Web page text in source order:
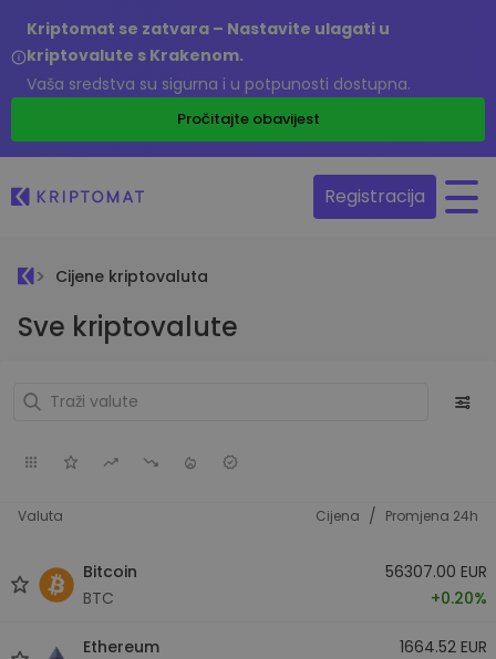
Kriptomat se zatvara – Nastavite ulagati u
kriptovalute s Krakenom.
Vaša sredstva su sigurna i u potpunosti dostupna.
Pročitajte obavijest
Registracija
Cijene kriptovaluta
Sve kriptovalute
Valuta Cijena / Promjena 24h
Bitcoin
BTC
56307.00 EUR
+0.20%
Ethereum
1664.52 EUR